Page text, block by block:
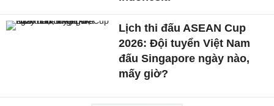
Lịch thi đấu ASEAN Cup
2026: Đội tuyển Việt Nam
đấu Singapore ngày nào,
mấy giờ?